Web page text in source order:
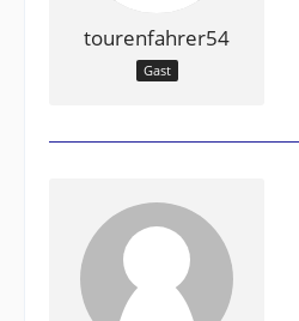
tourenfahrer54
Gast